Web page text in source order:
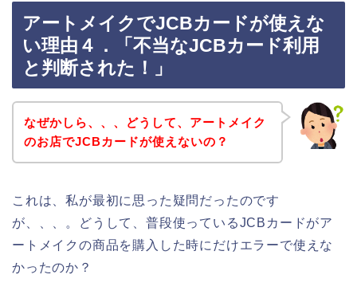
アートメイクでJCBカードが使えな
い理由４．「不当なJCBカード利用
と判断された！」
なぜかしら、、、どうして、アートメイク
のお店でJCBカードが使えないの？
これは、私が最初に思った疑問だったのです
が、、、。どうして、普段使っているJCBカードがア
ートメイクの商品を購入した時にだけエラーで使えな
かったのか？